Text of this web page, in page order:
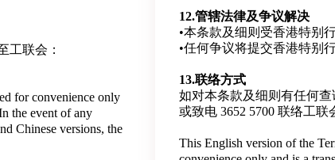
工联会：
for convenience only
the event of any
Chinese versions, the
12.管辖法律及争议解决
•本条款及细则受香港特别
•任何争议将提交香港特别
13.联络方式
如对本条款及细则有任何
或致电 3652 5700 联络工联
This English version of the